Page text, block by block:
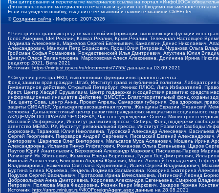
При цитировании и перепечатке материалов ссылка на портал «ИнфоШОС»
Для использования материалов в печатных изданиях необходимо письменное
Если вы увидели ошибку, выделите ее мышкой и нажмите клавиши Ctrl+Enter
©Создание сайта - Инфорос, 2007-2026
* Реестр иностранных средств массовой информации, выполняющих функции
Голос Америки, Idel.Реалии, Кавказ.Реалии, Крым.Реалии, Телеканал Настоящее
Людмила Алексеевна, Маркелов Сергей Евгеньевич, Камалягин Денис Николаевич,
Александрович, Маняхин Петр Борисович, Ярош Юлия Петровна, Чуракова Ольга
Гройсман Софья Романовна, Рождественский Илья Дмитриевич, Апухтина Юлия
Шмагун Олеся Валентиновна, Мароховская Алеся Алексеевна, Долинина Ирина
редактор 2021, Вега 2021
Источник: https://minjust.gov.ru/ru/documents/7755/ данные на 03.09.2021
* Сведения реестра НКО, выполняющих функции иностранного агента:
Фонд защиты прав граждан Штаб, Институт права и публичной политики,
Гуманитарное действие, Открытый Петербург, Феникс ПЛЮС, Лига Избирателей,
Крест, Центр Хасдей Ерушалаим, Центр поддержки и содействия развитию средств
информационных инициатив Действие, ВМЕСТЕ, Благотворительный фонд охраны
Так, центр Сова, центр Анна, Проект Апрель, Самарская губерния, Эра здоровья,
защиты СИБАЛЬТ, Уральская правозащитная группа, Женщины Евразии, Рязанский
человека, Дальневосточный центр развития гражданских инициатив и социального
АКАДЕМИЯ ПО ПРАВАМ ЧЕЛОВЕКА, Частное учреждение Совета Министров северных
Массовой Информации, Институт развития прессы - Сибирь, Фонд поддержки
агентство МЕМО. РУ, Институт региональной прессы, Институт Развития Свободы
Борисовна, Таранова Юлия Николаевна, Туровский Александр Алексеевич,
Сергей Георгиевич, Пивоваров Андрей Сергеевич, Писемский Евгений
Викторович, Шарипков Олег Викторович, Мальсагов Муса Асланович, Мошель Ирина
Александровна, Исламов Тимур Рифгатович, Романова Ольга Евгеньевна, Щаров
Паутов Юрий Анатольевич, Верховский Александр Маркович, Пислакова-Паркер
Рачинский Ян Збигневич, Жемкова Елена Борисовна, Гудков Лев Дмитриевич,
Николай Алексеевич, Блинушов Андрей Юрьевич, Мосин Алексей Геннадьевич,
Владимировна, Баженова Светлана Куприяновна, Исаев Сергей Владимирович,
Буртина Елена Юрьевна, Гендель Людмила Залмановна, Кокорина Екатерина
Подузов Сергей Васильевич, Протасова Ирина Вячеславовна, Литинский Леонид
Добровольская Анна Дмитриевна, Королева Александра Евгеньевна, Смирнов
Петрович, Полякова Мара Федоровна, Резник Генри Маркович, Захаров Герман
Источник: http://unro.minjust.ru/NKOForeignAgent.aspx данные на 28.08.2021